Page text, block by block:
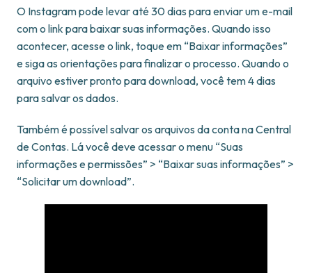
O Instagram pode levar até 30 dias para enviar um e-mail
com o link para baixar suas informações. Quando isso
acontecer, acesse o link, toque em “Baixar informações”
e siga as orientações para finalizar o processo. Quando o
arquivo estiver pronto para download, você tem 4 dias
para salvar os dados.
Também é possível salvar os arquivos da conta na Central
de Contas. Lá você deve acessar o menu “Suas
informações e permissões” > “Baixar suas informações” >
“Solicitar um download”.